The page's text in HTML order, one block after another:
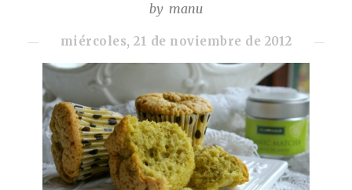
by manu
miércoles, 21 de noviembre de 2012